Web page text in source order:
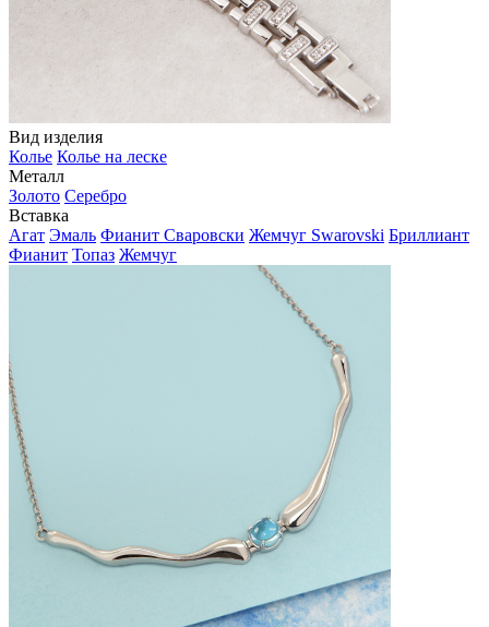
Вид изделия
Колье Колье на леске
Металл
Золото Серебро
Вставка
Агат Эмаль Фианит Сваровски Жемчуг Swarovski Бриллиант
Фианит Топаз Жемчуг